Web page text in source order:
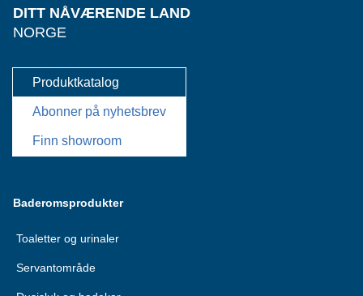
DITT NÅVÆRENDE LAND
NORGE
Produktkatalog
Abonner på nyhetsbrev
Finn showroom
Baderomsprodukter
Toaletter og urinaler
Servantområde